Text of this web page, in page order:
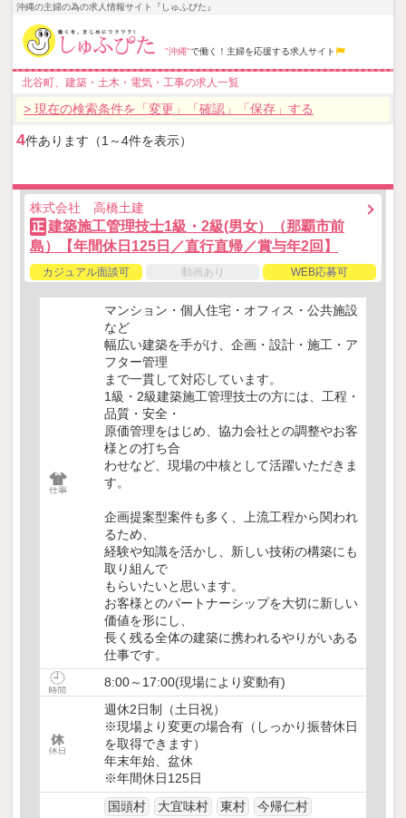
沖縄の主婦の為の求人情報サイト『しゅふぴた』
"沖縄"で働く！主婦を応援する求人サイト
北谷町、建築・土木・電気・工事の求人一覧
> 現在の検索条件を「変更」「確認」「保存」する
4件あります（1～4件を表示）
株式会社 高橋土建
正 建築施工管理技士1級・2級(男女）（那覇市前
島）【年間休日125日／直行直帰／賞与年2回】
カジュアル面談可 動画あり WEB応募可
マンション・個人住宅・オフィス・公共施設
など
幅広い建築を手がけ、企画・設計・施工・ア
フター管理
まで一貫して対応しています。
1級・2級建築施工管理技士の方には、工程・
品質・安全・
原価管理をはじめ、協力会社との調整やお客
様との打ち合
わせなど、現場の中核として活躍いただきま
す。
企画提案型案件も多く、上流工程から関われ
るため、
経験や知識を活かし、新しい技術の構築にも
取り組んで
もらいたいと思います。
お客様とのパートナーシップを大切に新しい
価値を形にし、
長く残る全体の建築に携われるやりがいある
仕事です。
8:00～17:00(現場により変動有)
週休2日制（土日祝）
※現場より変更の場合有（しっかり振替休日
を取得できます）
年末年始、盆休
※年間休日125日
国頭村
大宜味村 東村
今帰仁村